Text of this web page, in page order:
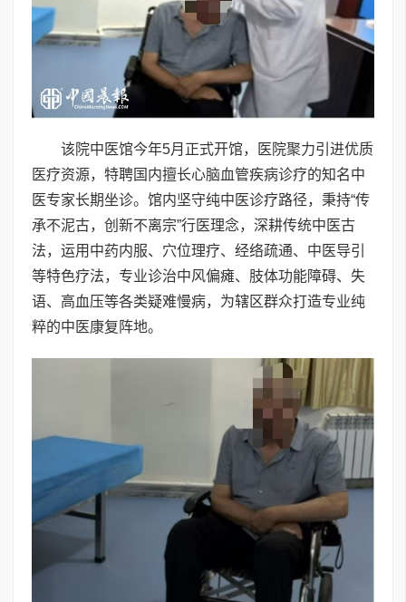
该院中医馆今年5月正式开馆，医院聚力引进优质
医疗资源，特聘国内擅长心脑血管疾病诊疗的知名中
医专家长期坐诊。馆内坚守纯中医诊疗路径，秉持“传
承不泥古，创新不离宗”行医理念，深耕传统中医古
法，运用中药内服、穴位理疗、经络疏通、中医导引
等特色疗法，专业诊治中风偏瘫、肢体功能障碍、失
语、高血压等各类疑难慢病，为辖区群众打造专业纯
粹的中医康复阵地。